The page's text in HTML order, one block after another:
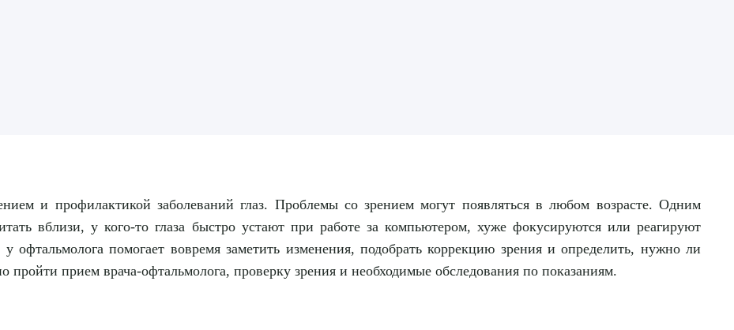
и профилактикой заболеваний глаз. Проблемы со зрением могут появляться в любом возрасте. Одним
вблизи, у кого-то глаза быстро устают при работе за компьютером, хуже фокусируются или реагируют
офтальмолога помогает вовремя заметить изменения, подобрать коррекцию зрения и определить, нужно ли
прием врача-офтальмолога, проверку зрения и необходимые обследования по показаниям.